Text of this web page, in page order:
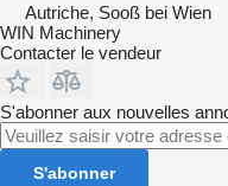
Autriche, Sooß bei Wien
WIN Machinery
Contacter le vendeur
S'abonner aux nouvelles
S'abonner